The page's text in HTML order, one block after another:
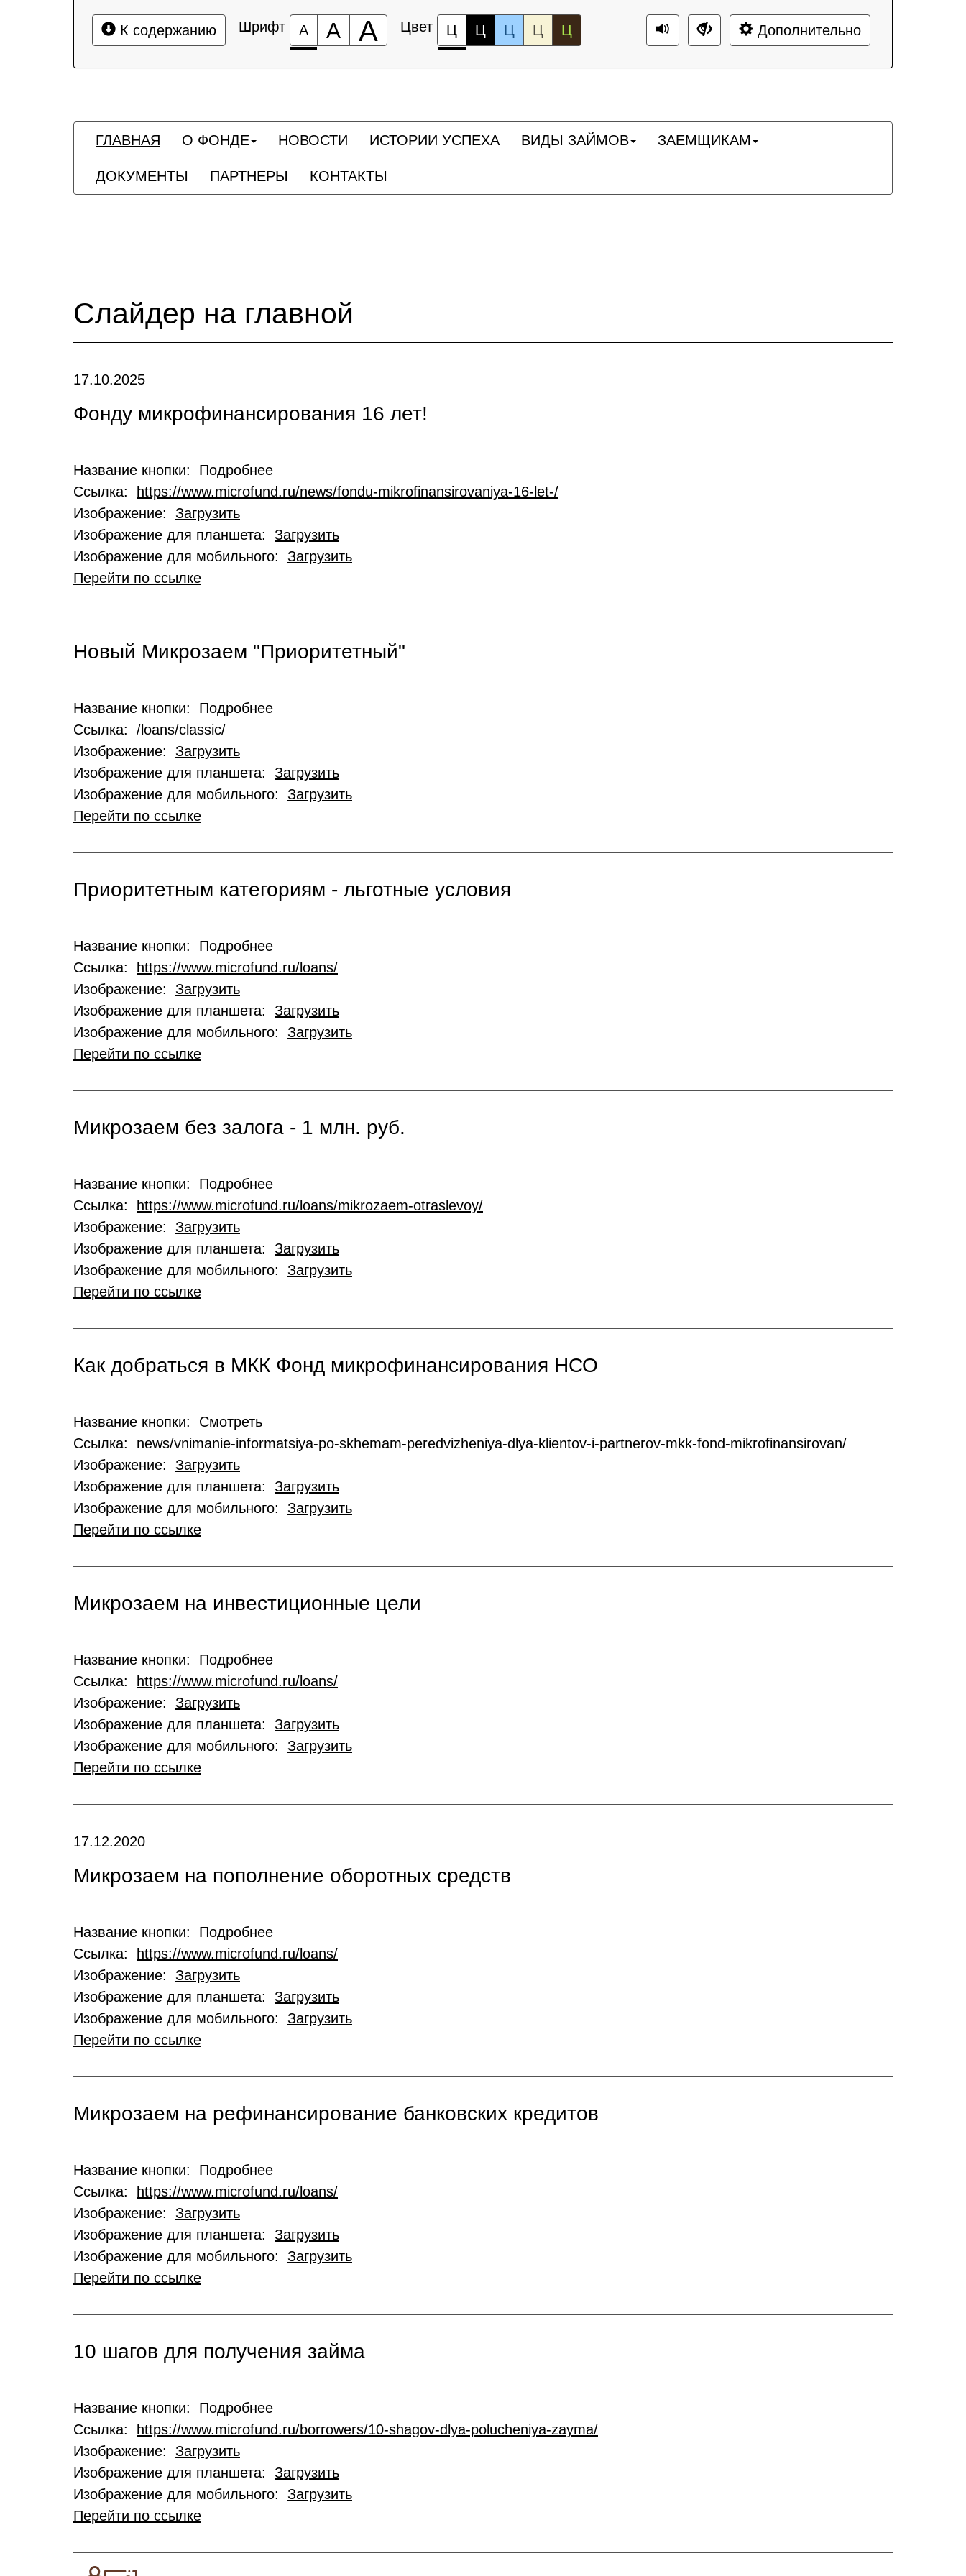
К содержанию Шрифт А А А Цвет Ц Ц Ц Ц Ц Дополнительно
ГЛАВНАЯ О ФОНДЕ НОВОСТИ ИСТОРИИ УСПЕХА ВИДЫ ЗАЙМОВ ЗАЕМЩИКАМ
ДОКУМЕНТЫ ПАРТНЕРЫ КОНТАКТЫ
Слайдер на главной
17.10.2025
Фонду микрофинансирования 16 лет!
Название кнопки: Подробнее
Ссылка:
https://www.microfund.ru/news/fondu-mikrofinansirovaniya-16-let-/
Изображение: Загрузить
Изображение для планшета: Загрузить
Изображение для мобильного: Загрузить
Перейти по ссылке
Новый Микрозаем "Приоритетный"
Название кнопки: Подробнее
Ссылка: /loans/classic/
Изображение: Загрузить
Изображение для планшета: Загрузить
Изображение для мобильного: Загрузить
Перейти по ссылке
Приоритетным категориям - льготные условия
Название кнопки: Подробнее
Ссылка:
https://www.microfund.ru/loans/
Изображение: Загрузить
Изображение для планшета: Загрузить
Изображение для мобильного: Загрузить
Перейти по ссылке
Микрозаем без залога - 1 млн. руб.
Название кнопки: Подробнее
Ссылка:
https://www.microfund.ru/loans/mikrozaem-otraslevoy/
Изображение: Загрузить
Изображение для планшета: Загрузить
Изображение для мобильного: Загрузить
Перейти по ссылке
Как добраться в МКК Фонд микрофинансирования НСО
Название кнопки: Смотреть
Ссылка: news/vnimanie-informatsiya-po-skhemam-peredvizheniya-dlya-klientov-i-partnerov-mkk-fond-mikrofinansirovan/
Изображение: Загрузить
Изображение для планшета: Загрузить
Изображение для мобильного: Загрузить
Перейти по ссылке
Микрозаем на инвестиционные цели
Название кнопки: Подробнее
Ссылка:
https://www.microfund.ru/loans/
Изображение: Загрузить
Изображение для планшета: Загрузить
Изображение для мобильного: Загрузить
Перейти по ссылке
17.12.2020
Микрозаем на пополнение оборотных средств
Название кнопки: Подробнее
Ссылка:
https://www.microfund.ru/loans/
Изображение: Загрузить
Изображение для планшета: Загрузить
Изображение для мобильного: Загрузить
Перейти по ссылке
Микрозаем на рефинансирование банковских кредитов
Название кнопки: Подробнее
Ссылка:
https://www.microfund.ru/loans/
Изображение: Загрузить
Изображение для планшета: Загрузить
Изображение для мобильного: Загрузить
Перейти по ссылке
10 шагов для получения займа
Название кнопки: Подробнее
Ссылка:
https://www.microfund.ru/borrowers/10-shagov-dlya-polucheniya-zayma/
Изображение: Загрузить
Изображение для планшета: Загрузить
Изображение для мобильного: Загрузить
Перейти по ссылке